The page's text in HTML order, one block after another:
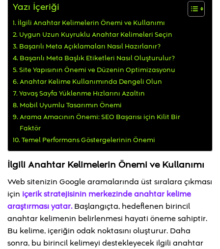
Yazı İçeriği
İlgili Anahtar Kelimelerin Önemi ve Kullanımı
Uygun Uzun Kuyruklu Anahtar Kelimeleri Seçin
Başarılı Meta Açıklamaları Nasıl Hazırlanır?
Başarılı Meta Başlık Etiketleri Nasıl Oluşturulur?
Site Yapısının Önemi ve Düzenin Optimizasyonu
Anahtar Kelime Kullanımında Dengeli Olun
Yavaş Sayfa Yüklenme Hızlarını Azaltın
Mobil Uyumlu Tasarımın Önemi
Arama Amacının Önemi: SEO Başarısı için Kilit Bir
Faktör
Temel Performans Göstergelerinin Önemi
İlgili Anahtar Kelimelerin Önemi ve Kullanımı
Web sitenizin Google aramalarında üst sıralara çıkması
için içerik stratejisinin merkezinde anahtar kelime
araştırması yatar.Başlangıçta, hedeflenen birincil
anahtar kelimenin belirlenmesi hayati öneme sahiptir.
Bu kelime, içeriğin odak noktasını oluşturur. Daha
sonra, bu birincil kelimeyi destekleyecek ilgili anahtar